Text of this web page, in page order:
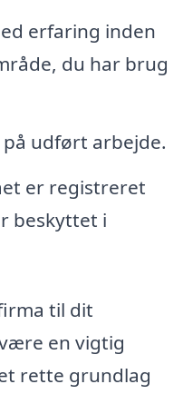
erfaring inden
du har brug
udført arbejde.
er registreret
beskyttet i
til dit
en vigtig
rette grundlag